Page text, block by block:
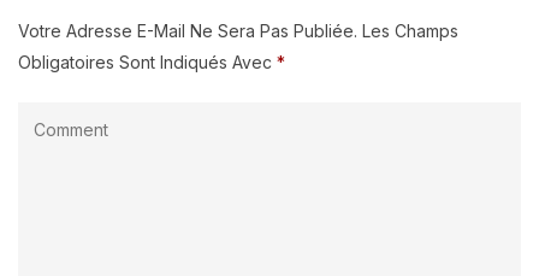
Votre Adresse E-Mail Ne Sera Pas Publiée. Les Champs
Obligatoires Sont Indiqués Avec *